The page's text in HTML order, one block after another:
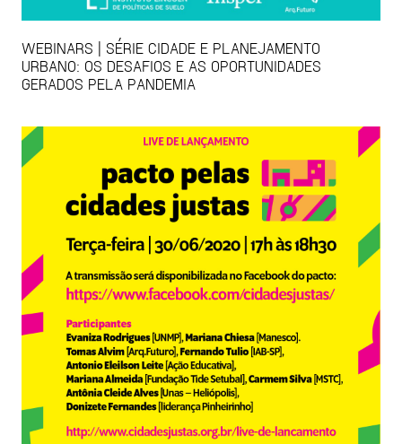
WEBINARS | SÉRIE CIDADE E PLANEJAMENTO
URBANO: OS DESAFIOS E AS OPORTUNIDADES
GERADOS PELA PANDEMIA